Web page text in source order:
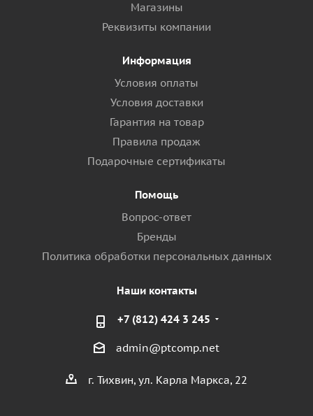
Магазины
Реквизиты компании
Информация
Условия оплаты
Условия доставки
Гарантия на товар
Правила продаж
Подарочные сертификаты
Помощь
Вопрос-ответ
Бренды
Политика обработки персональных данных
Наши контакты
+7 (812) 424 3 245
admin@ptcomp.net
г. Тихвин, ул. Карла Маркса, 22